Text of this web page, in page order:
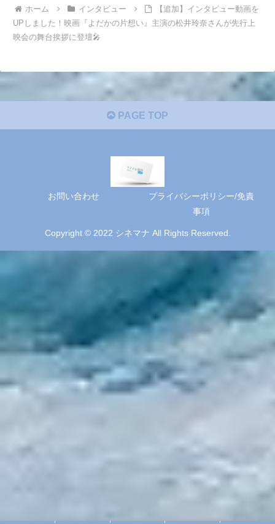
ホーム インタビュー
【追加】インタビュー動画を
UPしました！映画『よだかの片想い』主演の松井玲奈さんが先行上
映会の舞台挨拶に登壇🎤
PAGE TOP
お問い合わせ
プライバシーポリシー/免責
事項
Copyright © 2022 シネマナ All Rights Reserved.